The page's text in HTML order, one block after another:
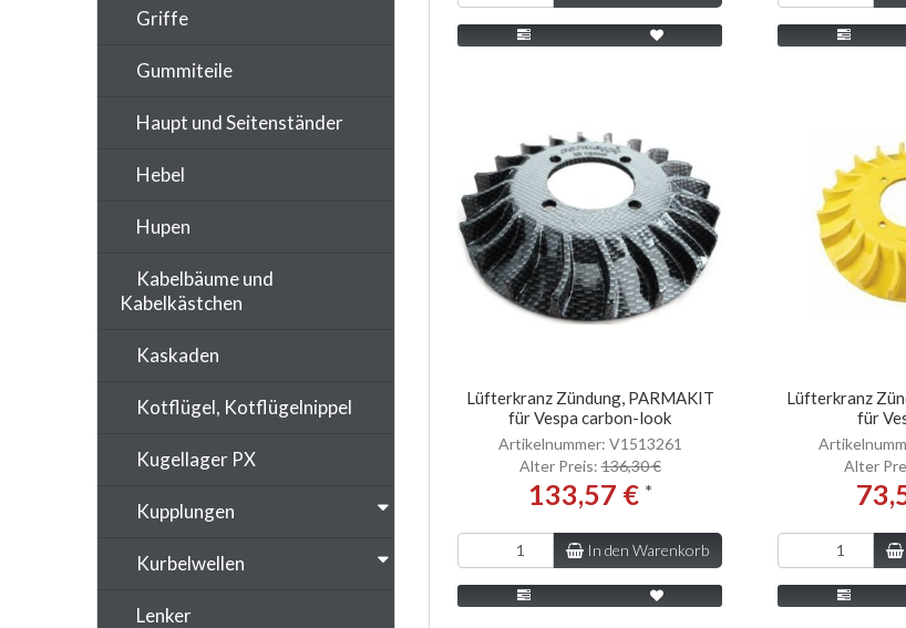
Lüfterkranz Zündung, PARMAKIT
für Vespa carbon-look
Artikelnummer: V1513261
Alter Preis:136,30 €
133,57 € *
In den Warenkorb
Lüfterkranz
für
Alter
Griffe
Gummiteile
Haupt und Seitenständer
Hebel
Hupen
Kabelbäume und
Kabelkästchen
Kaskaden
Kotflügel, Kotflügelnippel
Kugellager PX
Kupplungen
Kurbelwellen
Lenker